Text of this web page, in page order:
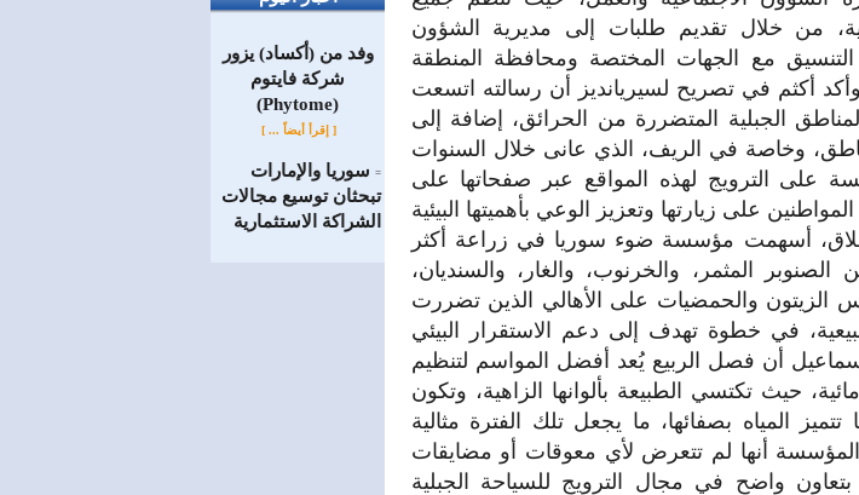
وفد من (أكساد) يزور
شركة فايتوم
(Phytome)
[ إقرأ أيضاً ... ]
= سوريا والإمارات
تبحثان توسيع مجالات
الشراكة الاستثمارية
من خلال تقديم طلبات إلى مديرية الشؤون
التنسيق مع الجهات المختصة ومحافظة المنطقة
أكثم في تصريح لسيريانديز أن رسالته اتسعت
الجبلية المتضررة من الحرائق، إضافة إلى
وخاصة في الريف، الذي عانى خلال السنوات
على الترويج لهذه المواقع عبر صفحاتها على
على زيارتها وتعزيز الوعي بأهميتها البيئية
أسهمت مؤسسة ضوء سوريا في زراعة أكثر
الصنوبر المثمر، والخرنوب، والغار، والسنديان،
الزيتون والحمضيات على الأهالي الذين تضررت
في خطوة تهدف إلى دعم الاستقرار البيئي
أن فصل الربيع يُعد أفضل المواسم لتنظيم
حيث تكتسي الطبيعة بألوانها الزاهية، وتكون
المياه بصفائها، ما يجعل تلك الفترة مثالية
أنها لم تتعرض لأي معوقات أو مضايقات
واضح في مجال الترويج للسياحة الجبلية